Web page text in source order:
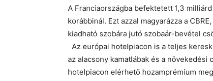
A Franciaországba befektetett 1,3
korábbinál. Ezt azzal magyarázza a
kiadható szobára jutó szobaár-bevétel
Az európai hotelpiacon is a teljes
az alacsony kamatlábak és a növekedési
hotelpiacon elérhető hozamprémium